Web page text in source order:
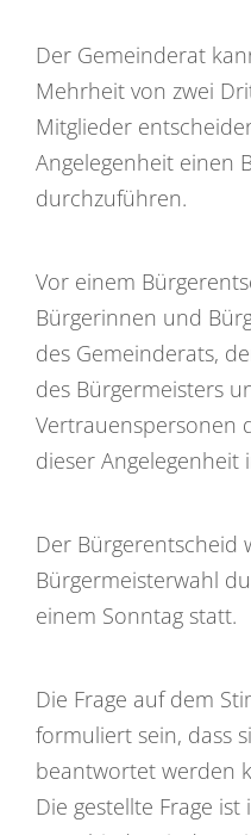
Der Gemeinderat
Mehrheit von zwei
Mitglieder
Angelegenheit einen
durchzuführen.
Vor einem
Bürgerinnen und
des Gemeinderats,
des Bürgermeisters
Vertrauenspersonen
dieser Angelegenheit
Der Bürgerentscheid
Bürgermeisterwahl
einem Sonntag statt.
Die Frage auf dem
formuliert sein, dass
beantwortet werden
Die gestellte Frage ist